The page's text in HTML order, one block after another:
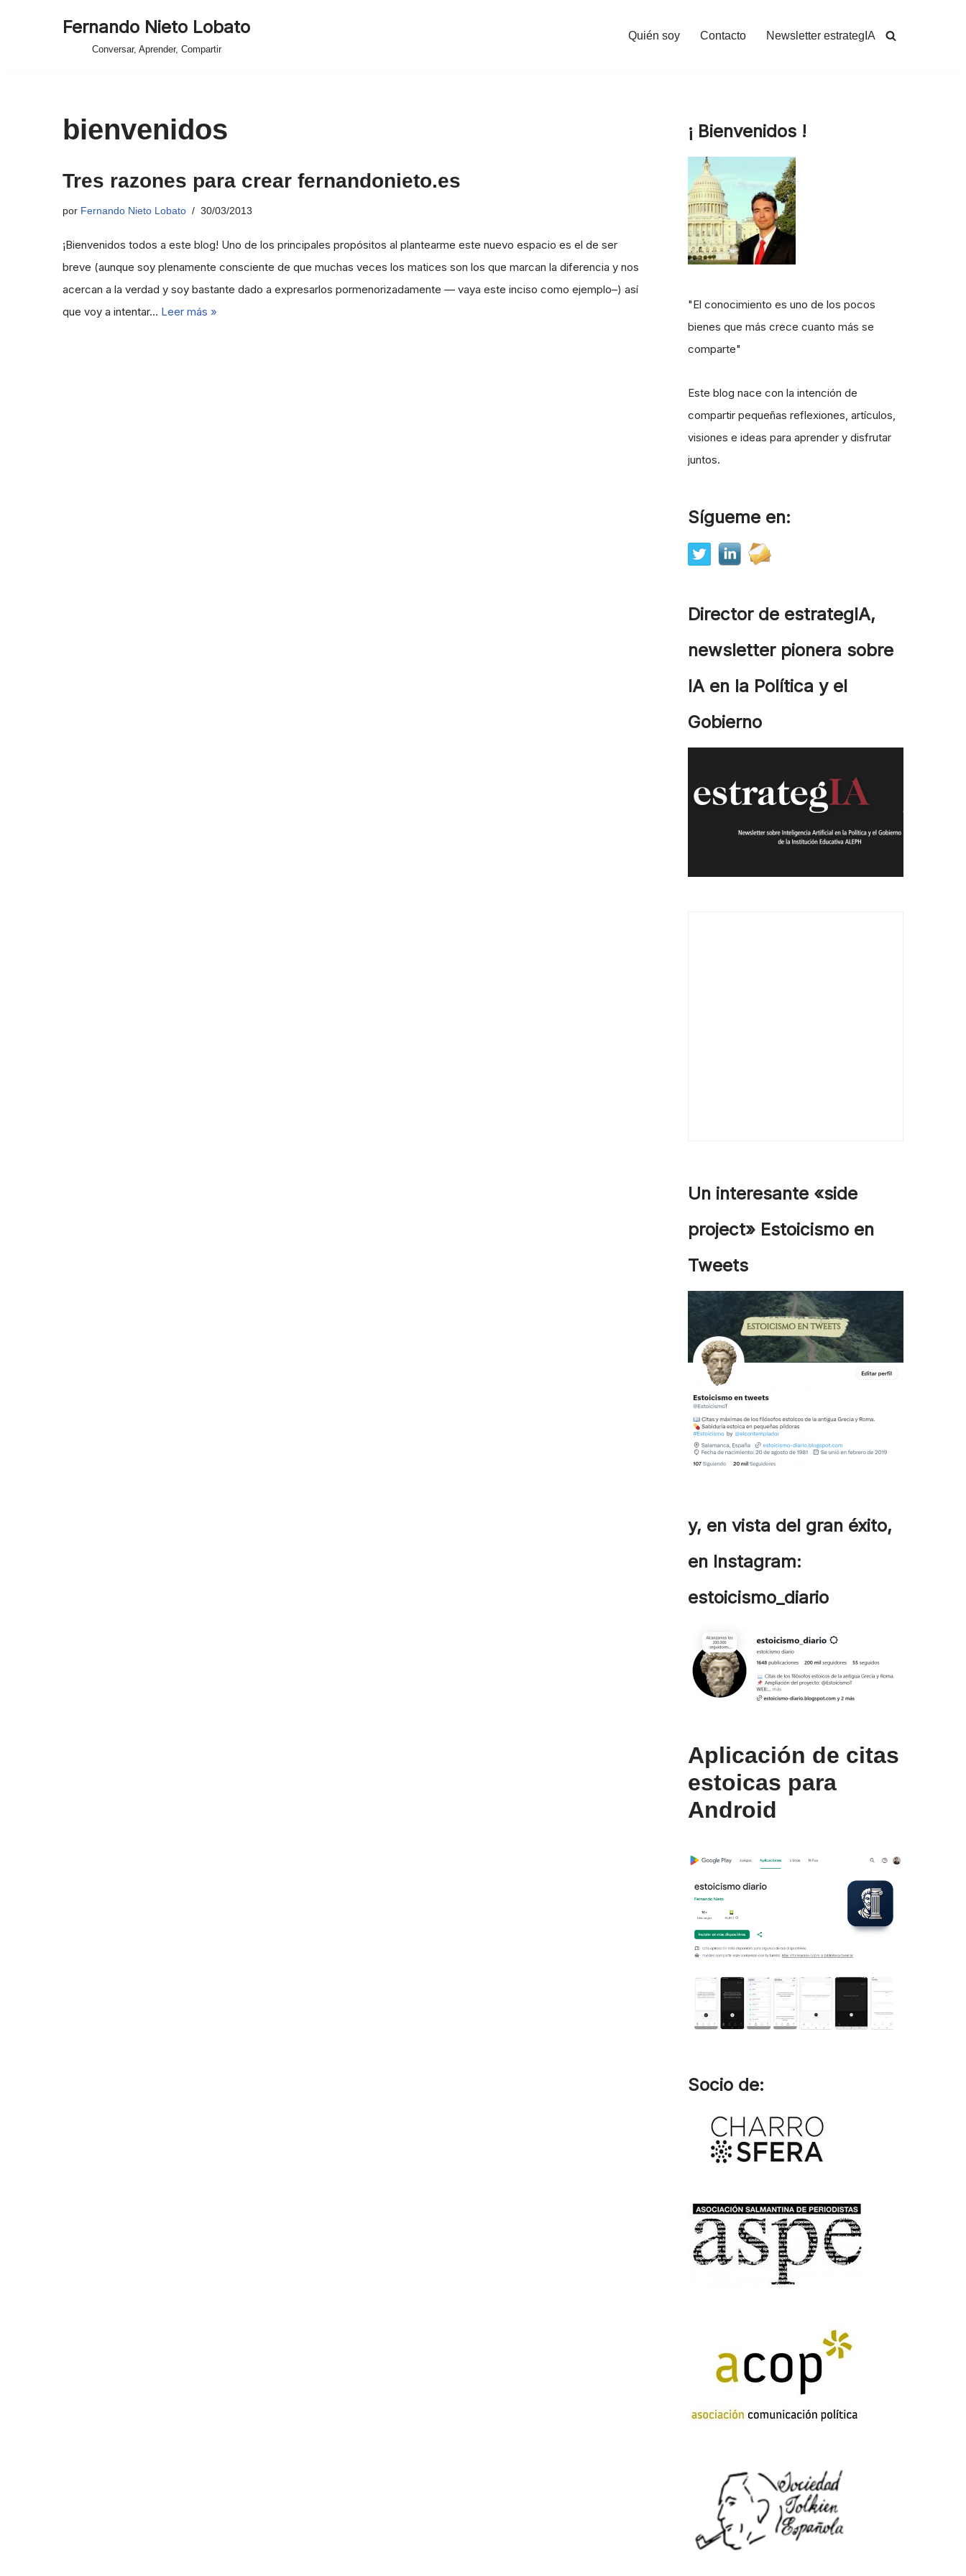
Fernando Nieto Lobato
Conversar, Aprender, Compartir
Quién soy Contacto Newsletter estrategIA
bienvenidos
Tres razones para crear fernandonieto.es
por Fernando Nieto Lobato 30/03/2013
¡Bienvenidos todos a este blog! Uno de los principales propósitos al plantearme este nuevo espacio es el de ser
breve (aunque soy plenamente consciente de que muchas veces los matices son los que marcan la diferencia y nos
acercan a la verdad y soy bastante dado a expresarlos pormenorizadamente — vaya este inciso como ejemplo–) así
que voy a intentar… Leer más »
¡ Bienvenidos !
"El conocimiento es uno de los pocos
bienes que más crece cuanto más se
comparte"
Este blog nace con la intención de
compartir pequeñas reflexiones, artículos,
visiones e ideas para aprender y disfrutar
juntos.
Sígueme en:
Director de estrategIA,
newsletter pionera sobre
IA en la Política y el
Gobierno
Un interesante «side
project» Estoicismo en
Tweets
y, en vista del gran éxito,
en Instagram:
estoicismo_diario
Aplicación de citas
estoicas para
Android
Socio de: